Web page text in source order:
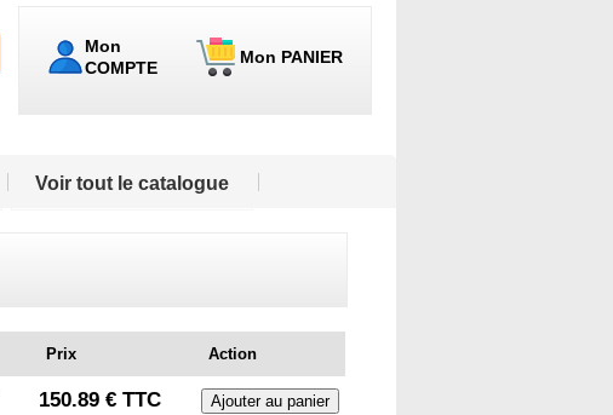
Mon
COMPTE
Mon PANIER
Voir tout le catalogue
Prix Action
150.89 € TTC